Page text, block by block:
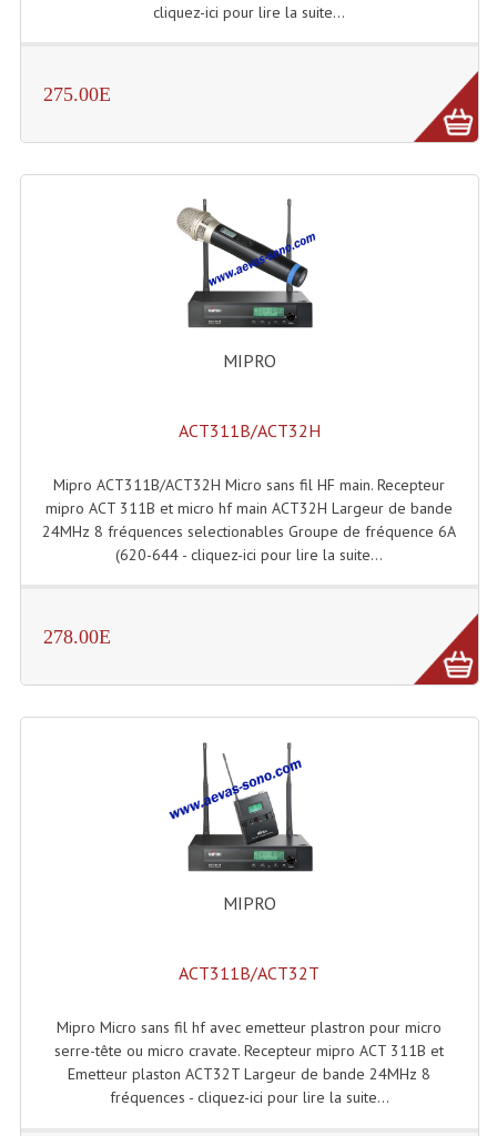
Disque DVD
LISTE DU MATERIEL D'OCCASION
CRÉER UN COMPTE
cliquez-ici pour lire la suite...
275.00E
MIPRO
ACT311B/ACT32H
Mipro ACT311B/ACT32H Micro sans fil HF main. Recepteur
mipro ACT 311B et micro hf main ACT32H Largeur de bande
24MHz 8 fréquences selectionables Groupe de fréquence 6A
(620-644 - cliquez-ici pour lire la suite...
278.00E
MIPRO
ACT311B/ACT32T
Mipro Micro sans fil hf avec emetteur plastron pour micro
serre-tête ou micro cravate. Recepteur mipro ACT 311B et
Emetteur plaston ACT32T Largeur de bande 24MHz 8
fréquences - cliquez-ici pour lire la suite...